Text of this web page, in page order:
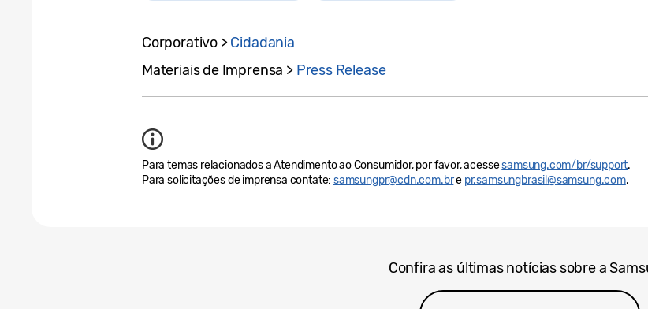
Corporativo >Cidadania
Materiais de Imprensa > Press Release
Para temas relacionados a Atendimento ao Consumidor, por favor, acessesamsung.com/br/support.
Para solicitações de imprensa contate: samsungpr@cdn.com.bre pr.samsungbrasil@samsung.com.
Confira as últimas notícias sobre a